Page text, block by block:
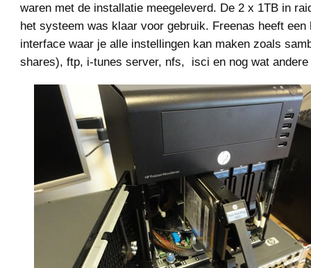
waren met de installatie meegeleverd. De 2 x 1TB in
het systeem was klaar voor gebruik. Freenas heeft een
interface waar je alle instellingen kan maken zoals
shares), ftp, i-tunes server, nfs, isci en nog wat andere